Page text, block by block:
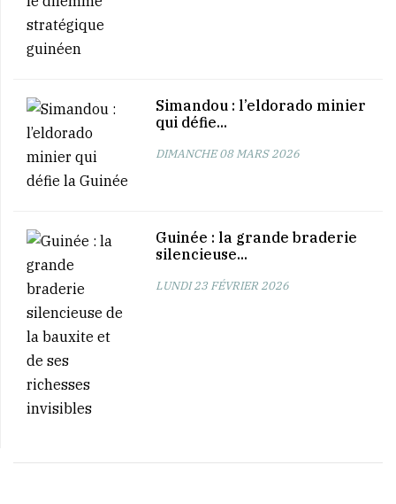
Simandou : l’eldorado minier
qui défie...
DIMANCHE 08 MARS 2026
Guinée : la grande braderie
silencieuse...
LUNDI 23 FÉVRIER 2026